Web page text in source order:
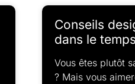
Conseils
dans le temps
Vous êtes plutôt
? Mais vous